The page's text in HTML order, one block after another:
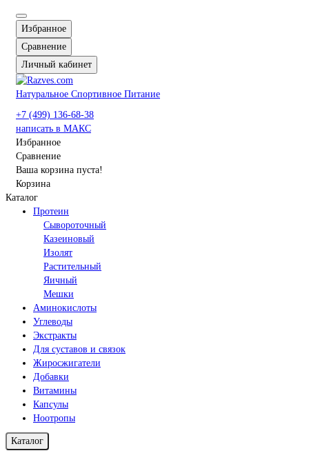
Избранное
Сравнение
Личный кабинет
Натуральное Спортивное Питание
+7 (499) 136-68-38
написать в МАКС
Избранное
Сравнение
Ваша корзина пуста!
Корзина
Каталог
Протеин
Сывороточный
Казеиновый
Изолят
Растительный
Яичный
Мешки
Аминокислоты
Углеводы
Экстракты
Для суставов и связок
Жиросжигатели
Добавки
Витамины
Капсулы
Ноотропы
Каталог